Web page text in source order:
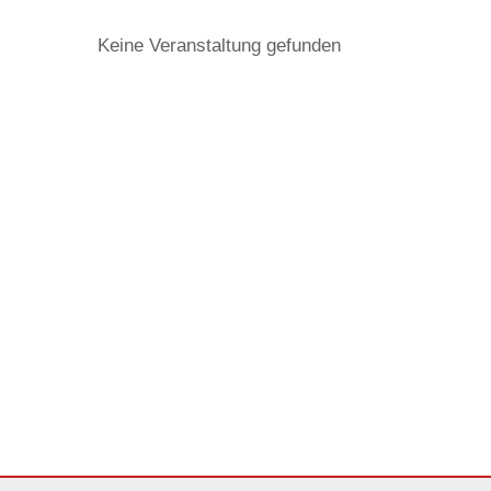
Keine Veranstaltung gefunden